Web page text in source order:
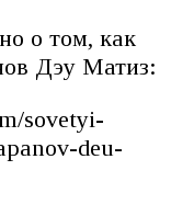
о том, как
Дэу Матиз:
sovetyi-
deu-